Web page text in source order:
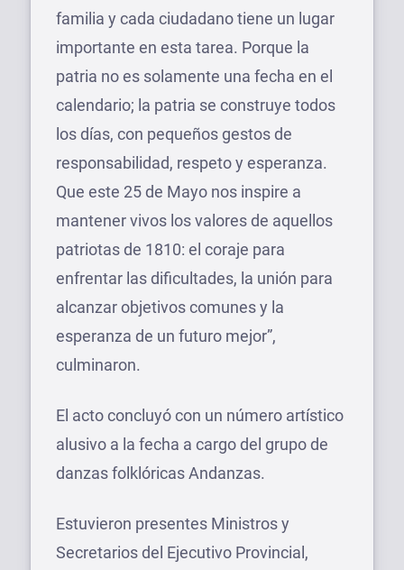
familia y cada ciudadano tiene un lugar
importante en esta tarea. Porque la
patria no es solamente una fecha en el
calendario; la patria se construye todos
los días, con pequeños gestos de
responsabilidad, respeto y esperanza.
Que este 25 de Mayo nos inspire a
mantener vivos los valores de aquellos
patriotas de 1810: el coraje para
enfrentar las dificultades, la unión para
alcanzar objetivos comunes y la
esperanza de un futuro mejor”,
culminaron.
El acto concluyó con un número artístico
alusivo a la fecha a cargo del grupo de
danzas folklóricas Andanzas.
Estuvieron presentes Ministros y
Secretarios del Ejecutivo Provincial,